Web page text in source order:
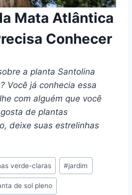
Mata Atlântica
Conhecer
a planta Santolina
Você já conhecia essa
com alguém que você
de plantas
deixe suas estrelinhas
verde-claras #jardim
de sol pleno